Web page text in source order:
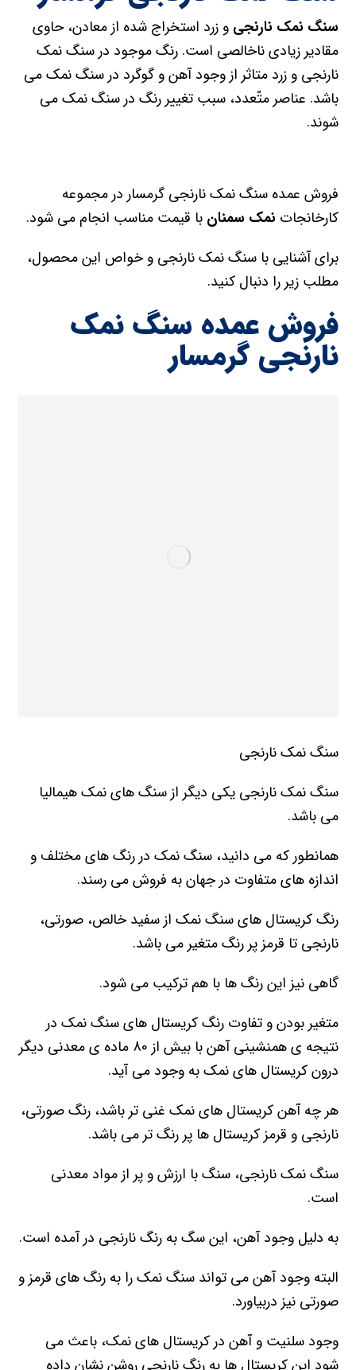
سنگ نمک نارنجی و زرد استخراج شده از معادن، حاوی
مقادیر زیادی ناخالصی است. رنگ موجود در سنگ نمک
نارنجی و زرد متاثر از وجود آهن و گوگرد در سنگ نمک می
باشد. عناصر متّعدد، سبب تغییر رنگ در سنگ نمک می
شوند.
فروش عمده سنگ نمک نارنجی گرمسار در مجموعه
کارخانجات نمک سمنان با قیمت مناسب انجام می شود.
برای آشنایی با سنگ نمک نارنجی و خواص این محصول،
مطلب زیر را دنبال کنید.
فروش عمده سنگ نمک
نارنجی گرمسار
سنگ نمک نارنجی
سنگ نمک نارنجی یکی دیگر از سنگ های نمک هیمالیا
می باشد.
همانطور که می دانید، سنگ نمک در رنگ های مختلف و
اندازه های متفاوت در جهان به فروش می رسند.
رنگ کریستال های سنگ نمک از سفید خالص، صورتی،
نارنجی تا قرمز پر رنگ متغیر می باشد.
گاهی نیز این رنگ ها با هم ترکیب می شود.
متغیر بودن و تفاوت رنگ کریستال های سنگ نمک در
نتیجه ی همنشینی آهن با بیش از 80 ماده ی معدنی دیگر
درون کریستال های نمک به وجود می آید.
هر چه آهن کریستال های نمک غنی تر باشد، رنگ صورتی،
نارنجی و قرمز کریستال ها پر رنگ تر می باشد.
سنگ نمک نارنجی، سنگ با ارزش و پر از مواد معدنی
است.
به دلیل وجود آهن، این سگ به رنگ نارنجی در آمده است.
البته وجود آهن می تواند سنگ نمک را به رنگ های قرمز و
صورتی نیز دربیاورد.
وجود سلنیت و آهن در کریستال های نمک، باعث می
شود این کریستال ها به رنگ نارنجی روشن نشان داده